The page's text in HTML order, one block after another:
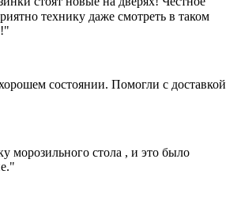
технику даже смотреть в таком
состоянии. Помогли с доставкой
морозильного стола , и это было